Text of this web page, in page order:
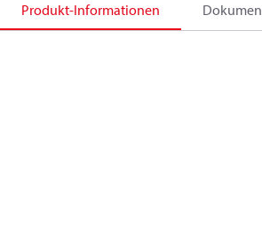
Produkt-Informationen